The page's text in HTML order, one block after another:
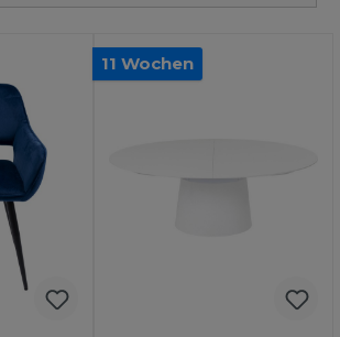
11 Wochen